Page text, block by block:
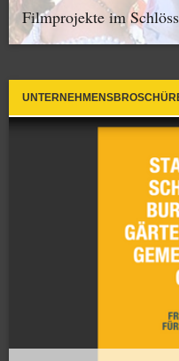
Filmprojekte im